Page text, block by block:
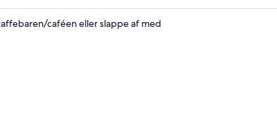
caféen eller slappe af med